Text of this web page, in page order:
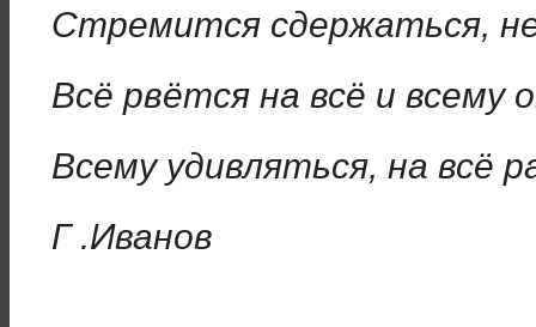
Стремится сдержаться,
Всё рвётся на всё и всему
Всему удивляться, на всё
Г .Иванов